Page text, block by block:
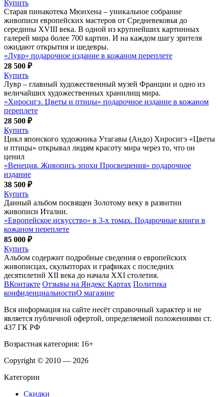
Купить
Старая пинакотека Мюнхена – уникальное собрание
живописи европейских мастеров от Средневековья до
середины XVIII века. В одной из крупнейших картинных
галерей мира более 700 картин. И на каждом шагу зрителя
ожидают открытия и шедевры.
«Лувр» подарочное издание в кожаном переплете
28 500 ₽
Купить
Лувр – главный художественный музей Франции и одно из
величайших художественных хранилищ мира.
«Хиросигэ. Цветы и птицы» подарочное издание в кожаном
переплете
28 500 ₽
Купить
Цикл японского художника Утагавы (Андо) Хиросигэ «Цветы
и птицы» открывал людям красоту мира через то, что он
ценил
«Венеция. Живопись эпохи Просвещения» подарочное
издание
38 500 ₽
Купить
Данный альбом посвящен Золотому веку в развитии
живописи Италии.
«Европейское искусство» в 3-х томах. Подарочные книги в
кожаном переплете
85 000 ₽
Купить
Альбом содержит подробные сведения о европейских
живописцах, скульпторах и графиках с последних
десятилетий XII века до начала XXI столетия.
ВКонтакте Отзывы на Яндекс Картах Политика
конфиденциальностиО магазине
Вся информация на сайте несёт справочный характер и не
является публичной офертой, определяемой положениями ст.
437 ГК РФ
Возрастная категория: 16+
Copyright © 2010 — 2026
Категории
Скидки